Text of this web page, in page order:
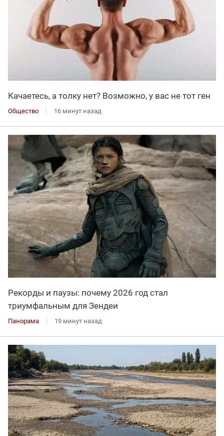
Качаетесь, а толку нет? Возможно, у вас не тот ген
Общество 16 минут назад
Рекорды и паузы: почему 2026 год стал
триумфальным для Зендеи
Панорама 19 минут назад